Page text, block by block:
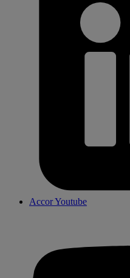
Accor Youtube